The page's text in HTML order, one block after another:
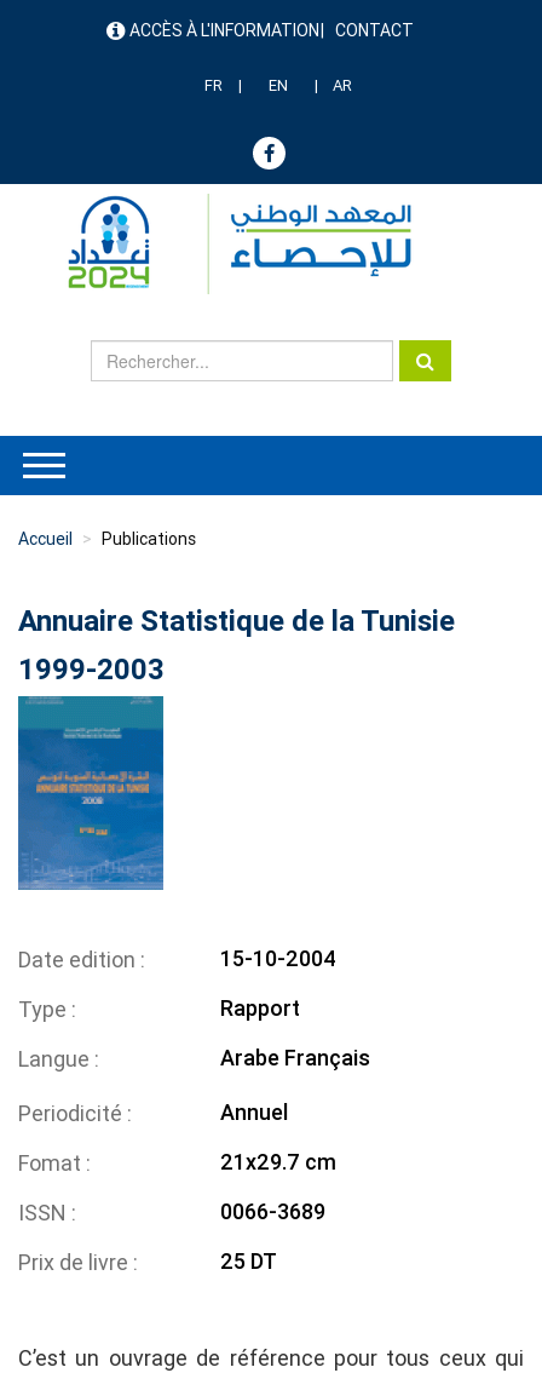
menu ACCÈS À L'INFORMATION CONTACT
FR EN AR
Accueil Publications
Annuaire Statistique de la Tunisie
1999-2003
Date edition
15-10-2004
Type
Rapport
Langue
Arabe Français
Periodicité
Annuel
Fomat
21x29.7 cm
ISSN
0066-3689
Prix de livre
25 DT
C’est un ouvrage de référence pour tous ceux qui